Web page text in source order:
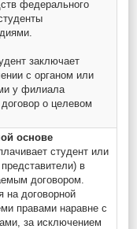
федерального
заключает
с органом или
у филиала
о целевом
основе
студент или
в
договором.
на договорной
правами наравне с
за исключением